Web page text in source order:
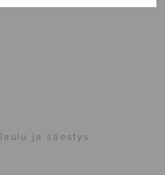
laulu ja säestys